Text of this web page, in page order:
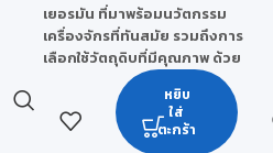
เยอรมัน ที่มาพร้อมนวัตกรรม
เครื่องจักรที่ทันสมัย รวมถึงการ
เลือกใช้วัตถุดิบที่มีคุณภาพ ด้วย
ส่วนผสมของแร่เพอร์ไลท์
(Perlite) ที่มีคุณสมบัติเด่นในเรื่อง
ของการดูดซับความชื้น มีความ
ยืดหยุ่นได้ดี เป็นวัสดุทนไฟ และยัง
หยิบ
ใส่
ตะกร้า